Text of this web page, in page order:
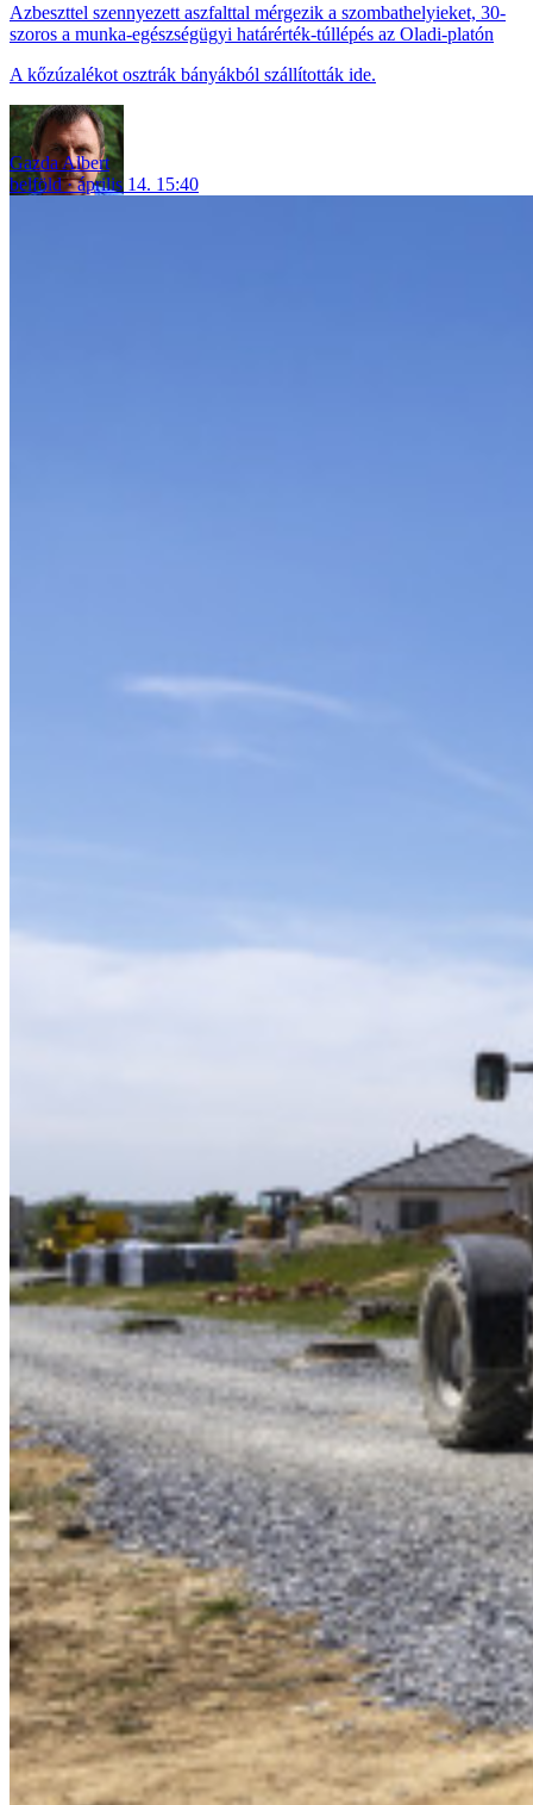
Azbeszttel szennyezett aszfalttal mérgezik a szombathelyieket, 30-
szoros a munka-egészségügyi határérték-túllépés az Oladi-platón
A kőzúzalékot osztrák bányákból szállították ide.
Gazda Albert
belföld
április 14. 15:40